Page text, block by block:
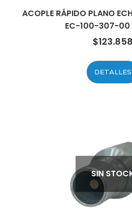
ACOPLE RÁPIDO PLANO
EC-100-307-00
$123.858
DETALLES
SIN